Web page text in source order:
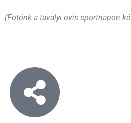
(Fotónk a tavalyi ovis sportnapon